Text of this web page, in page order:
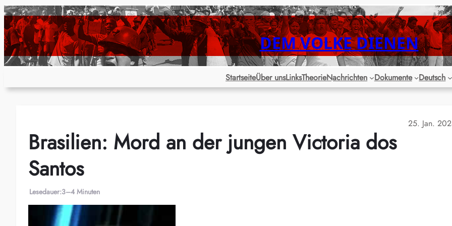
Zum
Inhalt
springen
DEM VOLKE DIENEN
StartseiteÜber unsLinksTheorieNachrichten Dokumente Deutsch
25. Jan.
Brasilien: Mord an der jungen Victoria dos
Santos
Lesedauer:3–4 Minuten